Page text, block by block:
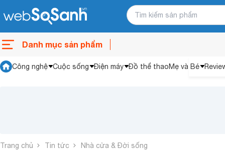
Danh mục sản phẩm
Công nghệ Cuộc sống Điện máy Đồ thể thaoMẹ và Bé
Trang chủ Tin tức Nhà cửa & Đời sống